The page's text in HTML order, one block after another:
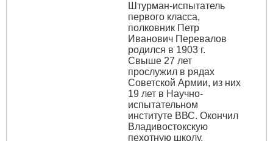
Штурман-испытатель
первого класса,
полковник Петр
Иванович Перевалов
родился в 1903 г.
Свыше 27 лет
прослужил в рядах
Советской Армии, из них
19 лет в Научно-
испытательном
институте ВВС. Окончил
Владивостокскую
пехотную школу,